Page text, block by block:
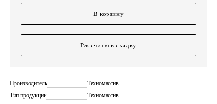
В корзину
Рассчитать скидку
Производитель
Техномассив
Тип продукции
Техномассив